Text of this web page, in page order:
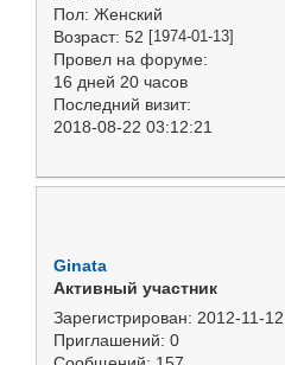
Пол: Женский
Возраст: 52 [1974-01-13]
Провел на форуме:
16 дней 20 часов
Последний визит:
2018-08-22 03:12:21
Ginata
Активный участник
Зарегистрирован: 2012-11-12
Приглашений: 0